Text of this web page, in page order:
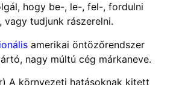
hogy be-, le-, fel-, fordulni
vagy tudjunk rászerelni.
amerikai öntözőrendszer
nagy múltú cég márkaneve.
A környezeti hatásoknak kitett